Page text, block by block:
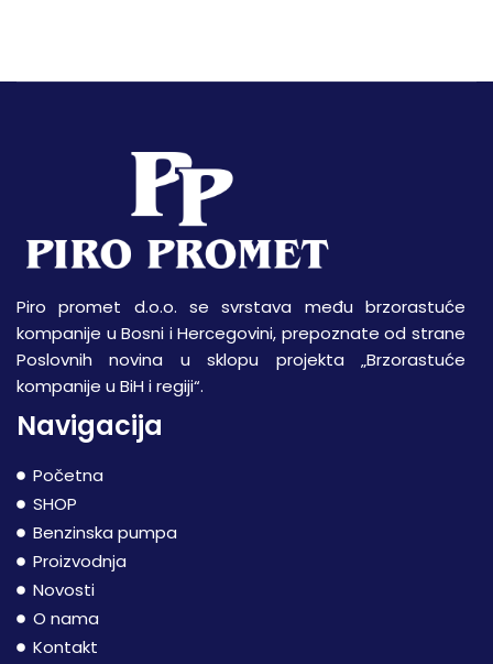
Piro promet d.o.o. se svrstava među brzorastuće
kompanije u Bosni i Hercegovini, prepoznate od strane
Poslovnih novina u sklopu projekta „Brzorastuće
kompanije u BiH i regiji“.
Navigacija
Početna
SHOP
Benzinska pumpa
Proizvodnja
Novosti
O nama
Kontakt